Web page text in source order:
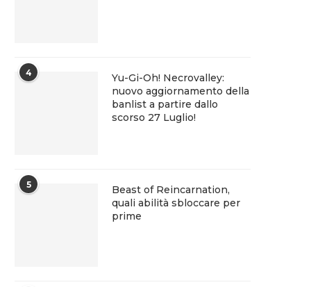
4
Yu-Gi-Oh! Necrovalley:
nuovo aggiornamento della
banlist a partire dallo
scorso 27 Luglio!
5
Beast of Reincarnation,
quali abilità sbloccare per
prime